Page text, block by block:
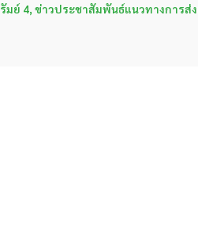
มย์ 4 ข่าวประชาสัมพันธ์แนวทางการส่ง